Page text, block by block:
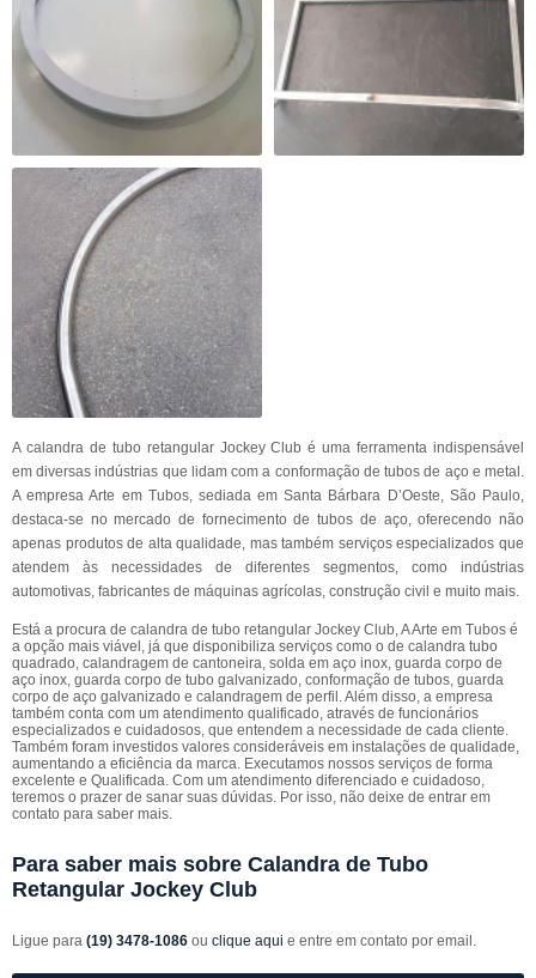
A calandra de tubo retangular Jockey Club é uma ferramenta indispensável
em diversas indústrias que lidam com a conformação de tubos de aço e metal.
A empresa Arte em Tubos, sediada em Santa Bárbara D’Oeste, São Paulo,
destaca-se no mercado de fornecimento de tubos de aço, oferecendo não
apenas produtos de alta qualidade, mas também serviços especializados que
atendem às necessidades de diferentes segmentos, como indústrias
automotivas, fabricantes de máquinas agrícolas, construção civil e muito mais.
Está a procura de calandra de tubo retangular Jockey Club, A Arte em Tubos é
a opção mais viável, já que disponibiliza serviços como o de calandra tubo
quadrado, calandragem de cantoneira, solda em aço inox, guarda corpo de
aço inox, guarda corpo de tubo galvanizado, conformação de tubos, guarda
corpo de aço galvanizado e calandragem de perfil. Além disso, a empresa
também conta com um atendimento qualificado, através de funcionários
especializados e cuidadosos, que entendem a necessidade de cada cliente.
Também foram investidos valores consideráveis em instalações de qualidade,
aumentando a eficiência da marca. Executamos nossos serviços de forma
excelente e Qualificada. Com um atendimento diferenciado e cuidadoso,
teremos o prazer de sanar suas dúvidas. Por isso, não deixe de entrar em
contato para saber mais.
Para saber mais sobre Calandra de Tubo
Retangular Jockey Club
Ligue para (19) 3478-1086 ou clique aqui e entre em contato por email.